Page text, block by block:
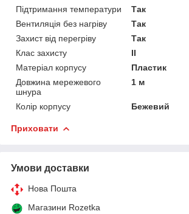
Підтримання температури
Так
Вентиляція без нагріву
Так
Захист від перегріву
Так
Клас захисту
II
Матеріал корпусу
Пластик
Довжина мережевого
шнура
1 м
Колір корпусу Бежевий
Приховати
Умови доставки
Нова Пошта
Магазини Rozetka